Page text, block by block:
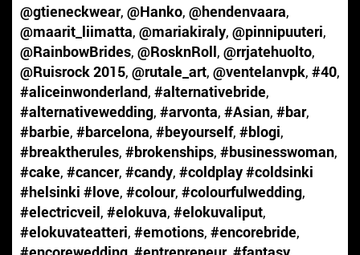
@gtieneckwear, @Hanko, @hendenvaara,
@maarit_liimatta, @mariakiraly, @pinnipuuteri,
@RainbowBrides, @RosknRoll, @rrjatehuolto,
@Ruisrock 2015, @rutale_art, @ventelanvpk, #40,
#aliceinwonderland, #alternativebride,
#alternativewedding, #arvonta, #Asian, #bar,
#barbie, #barcelona, #beyourself, #blogi,
#breaktherules, #brokenships, #businesswoman,
#cake, #cancer, #candy, #coldplay #coldsinki
#helsinki #love, #colour, #colourfulwedding,
#electricveil, #elokuva, #elokuvaliput,
#elokuvateatteri, #emotions, #encorebride,